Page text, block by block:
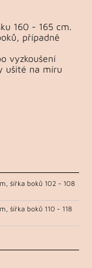
160 - 165 cm.
případně
vyzkoušení
ušité na míru
šířka boků 102 - 108
šířka boků 110 - 118